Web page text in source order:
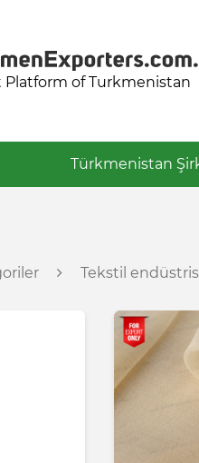
Platform of Turkmenistan
Türkmenistan
Tekstil